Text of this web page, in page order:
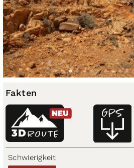
Fakten
ROUTE
3D
NEU
Schwierigkeit